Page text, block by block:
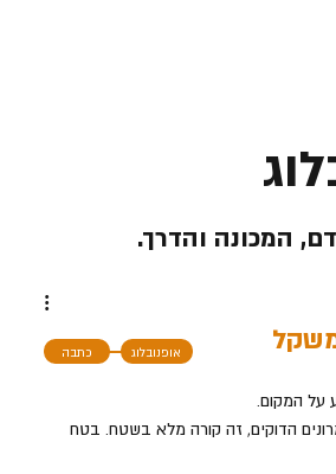
על המקום.
הדוקים, זה קורה מלא בשטח. בטח
כתבה אופנובלוג
המכונה והדרך.